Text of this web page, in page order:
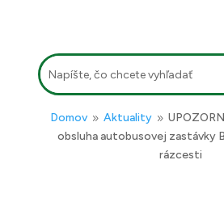
Hľadať:
Domov 9 Aktuality 9
obsluha autobusovej zastávky
rázcesti